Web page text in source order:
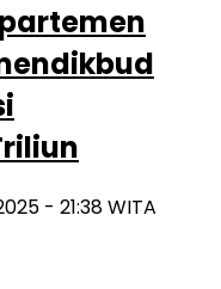
- 21:38 WITA